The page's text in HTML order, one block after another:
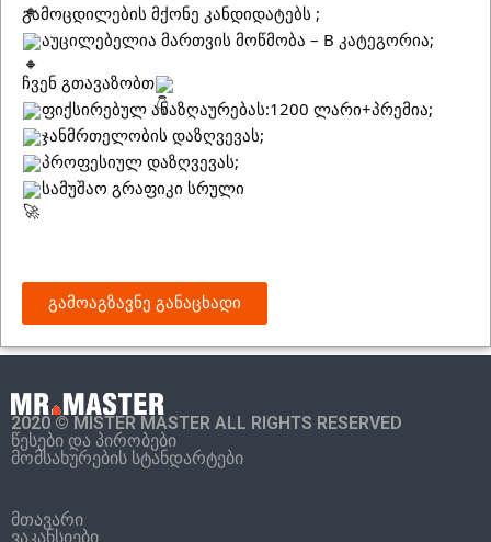
გამოცდილების მქონე კანდიდატებს ;
აუცილებელია მართვის მოწმობა – B კატეგორია;
ჩვენ გთავაზობთ
ფიქსირებულ ანაზღაურებას:1200 ლარი+პრემია;
ჯანმრთელობის დაზღვევას;
პროფესიულ დაზღვევას;
სამუშაო გრაფიკი სრული
გამოაგზავნე განაცხადი
2020 © MISTER MASTER ALL RIGHTS RESERVED
წესები და პირობები
მომსახურების სტანდარტები
მთავარი
ვაკანსიები